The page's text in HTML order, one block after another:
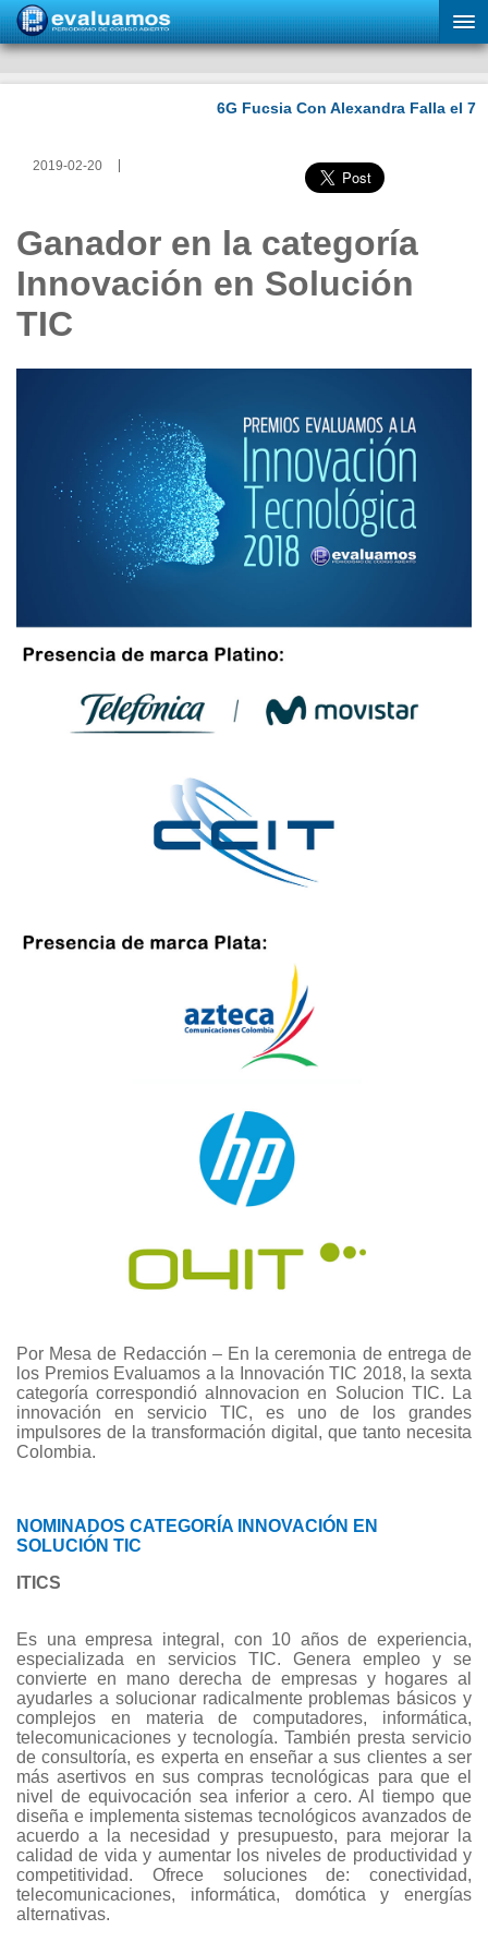
2019-02-20
Ganador en la categoría
Innovación en Solución
TIC
Por Mesa de Redacción – En la ceremonia de entrega de
los Premios Evaluamos a la Innovación TIC 2018, la sexta
categoría correspondió aInnovacion en Solucion TIC. La
innovación en servicio TIC, es uno de los grandes
impulsores de la transformación digital, que tanto necesita
Colombia.
NOMINADOS CATEGORÍA INNOVACIÓN EN
SOLUCIÓN TIC
ITICS
Es una empresa integral, con 10 años de experiencia,
especializada en servicios TIC. Genera empleo y se
convierte en mano derecha de empresas y hogares al
ayudarles a solucionar radicalmente problemas básicos y
complejos en materia de computadores, informática,
telecomunicaciones y tecnología. También presta servicio
de consultoría, es experta en enseñar a sus clientes a ser
más asertivos en sus compras tecnológicas para que el
nivel de equivocación sea inferior a cero. Al tiempo que
diseña e implementa sistemas tecnológicos avanzados de
acuerdo a la necesidad y presupuesto, para mejorar la
calidad de vida y aumentar los niveles de productividad y
competitividad. Ofrece soluciones de: conectividad,
telecomunicaciones, informática, domótica y energías
alternativas.